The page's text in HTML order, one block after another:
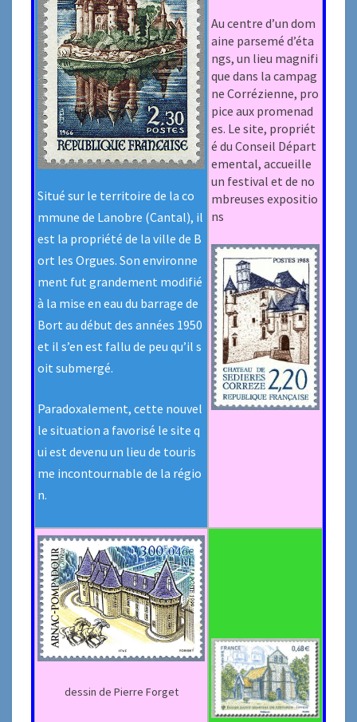
Situé sur le territoire de la co
mmune de Lanobre (Cantal), il
est la propriété de la ville de B
ort les Orgues. Son environne
ment fut grandement modifié
à la mise en eau du barrage de
Bort au début des années 1950
et il s’en est fallu de peu qu’il s
oit submergé.
Paradoxalement, cette nouvel
le situation a favorisé le site q
ui est devenu un lieu de touris
me incontournable de la régio
n.
Au centre d’un dom
aine parsemé d’éta
ngs, un lieu magnifi
que dans la campag
ne Corrézienne, pro
pice aux promenad
es. Le site, propriét
é du Conseil Départ
emental, accueille
un festival et de no
mbreuses expositio
ns
dessin de Pierre Forget